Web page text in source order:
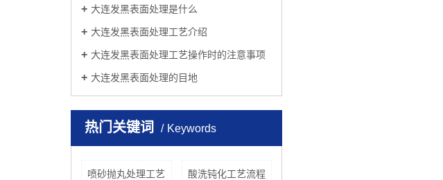
大连发黑表面处理是什么
大连发黑表面处理工艺介绍
大连发黑表面处理工艺操作时的注意事项
大连发黑表面处理的目地
热门关键词 Keywords
喷砂抛丸处理工艺 酸洗钝化工艺流程